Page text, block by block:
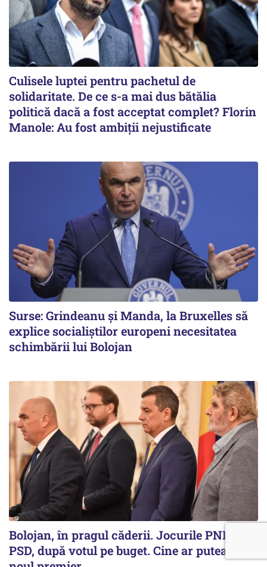
Culisele luptei pentru pachetul de
solidaritate. De ce s-a mai dus bătălia
politică dacă a fost acceptat complet? Florin
Manole: Au fost ambiții nejustificate
Surse: Grindeanu și Manda, la Bruxelles să
explice socialiștilor europeni necesitatea
schimbării lui Bolojan
Bolojan, în pragul căderii. Jocurile PNL și
PSD, după votul pe buget. Cine ar putea fi